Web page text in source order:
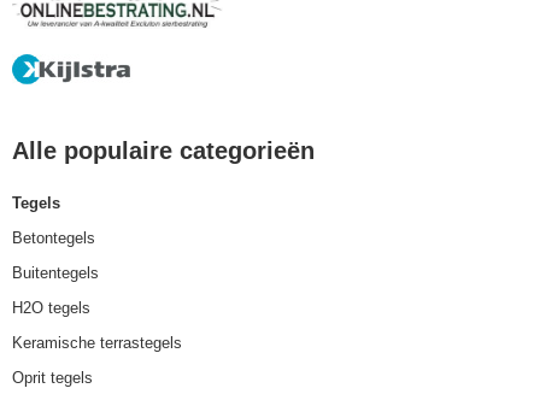
Alle populaire categorieën
Tegels
Betontegels
Buitentegels
H2O tegels
Keramische terrastegels
Oprit tegels